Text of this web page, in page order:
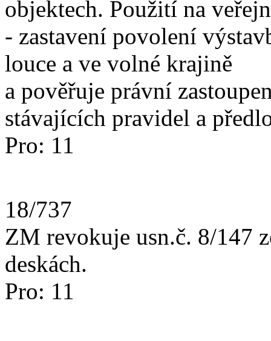
objektech. Použití na
- zastavení povolení
louce a ve volné krajině
a pověřuje právní
stávajících pravidel a
Pro: 11
18/737
ZM revokuje usn.č. 8/147
deskách.
Pro: 11